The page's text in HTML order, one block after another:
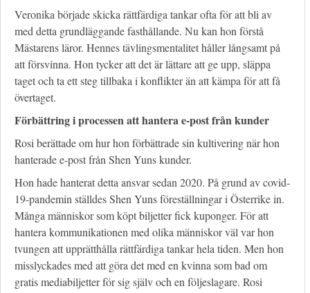
Veronika började skicka rättfärdiga tankar ofta för att bli av
med detta grundläggande fasthållande. Nu kan hon förstå
Mästarens läror. Hennes tävlingsmentalitet håller långsamt på
att försvinna. Hon tycker att det är lättare att ge upp, släppa
taget och ta ett steg tillbaka i konflikter än att kämpa för att få
övertaget.
Förbättring i processen att hantera e-post från kunder
Rosi berättade om hur hon förbättrade sin kultivering när hon
hanterade e-post från Shen Yuns kunder.
Hon hade hanterat detta ansvar sedan 2020. På grund av covid-
19-pandemin ställdes Shen Yuns föreställningar i Österrike in.
Många människor som köpt biljetter fick kuponger. För att
hantera kommunikationen med olika människor väl var hon
tvungen att upprätthålla rättfärdiga tankar hela tiden. Men hon
misslyckades med att göra det med en kvinna som bad om
gratis mediabiljetter för sig själv och en följeslagare. Rosi